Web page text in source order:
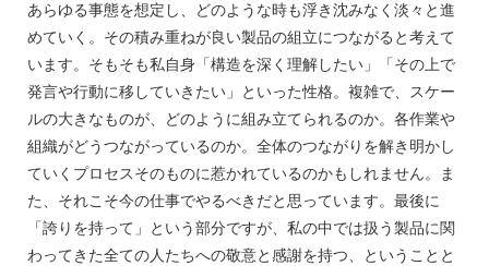
あらゆる事態を想定し、どのような時も浮き沈みなく淡々と進
めていく。その積み重ねが良い製品の組立につながると考えて
います。そもそも私自身「構造を深く理解したい」「その上で
発言や行動に移していきたい」といった性格。複雑で、スケー
ルの大きなものが、どのように組み立てられるのか。各作業や
組織がどうつながっているのか。全体のつながりを解き明かし
ていくプロセスそのものに惹かれているのかもしれません。ま
た、それこそ今の仕事でやるべきだと思っています。最後に
「誇りを持って」という部分ですが、私の中では扱う製品に関
わってきた全ての人たちへの敬意と感謝を持つ、ということと